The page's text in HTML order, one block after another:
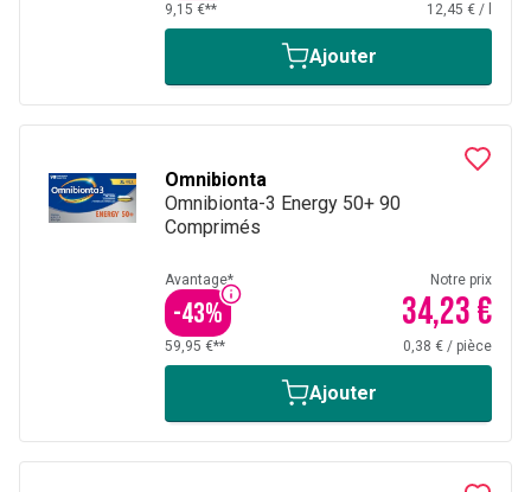
9,15 €** 12,45 € /
Ajouter
Omnibionta
Omnibionta-3 Energy 50+ 90
Comprimés
Avantage*
-43%
Notre prix
34,23 €
59,95 €** 0,38 € / pièce
Ajouter